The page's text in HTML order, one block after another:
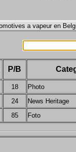
P/B
18
Photo
24
News Heritage
85 Foto